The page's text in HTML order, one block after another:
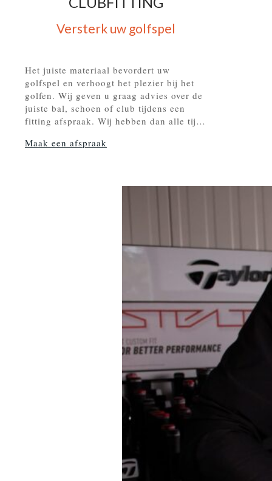
Versterk uw golfspel
Het juiste materiaal bevordert uw
golfspel en verhoogt het plezier bij het
golfen. Wij geven u graag advies over de
juiste bal, schoen of club tijdens een
fitting afspraak. Wij hebben dan alle tijd
Maak een afspraak